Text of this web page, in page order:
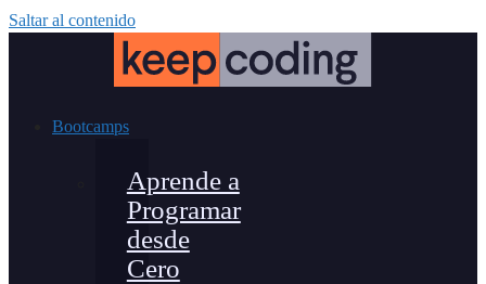
Saltar al contenido
Bootcamps
Aprende a
Programar
desde
Cero